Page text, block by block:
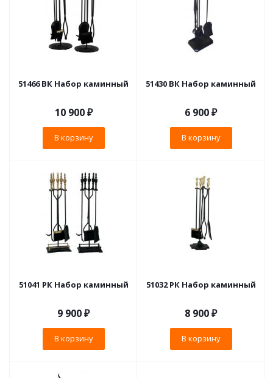
51466 ВК Набор каминный
10 900₽
В корзину
51430 ВК Набор каминный
6 900₽
В корзину
51041 РК Набор каминный
9 900₽
В корзину
51032 РК Набор каминный
8 900₽
В корзину